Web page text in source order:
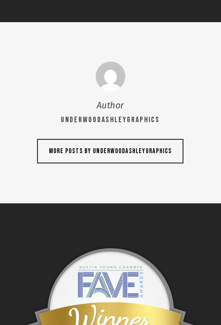
Author
UNDERWOODASHLEYGRAPHICS
More posts by UNDERWOODASHLEYGRAPHICS